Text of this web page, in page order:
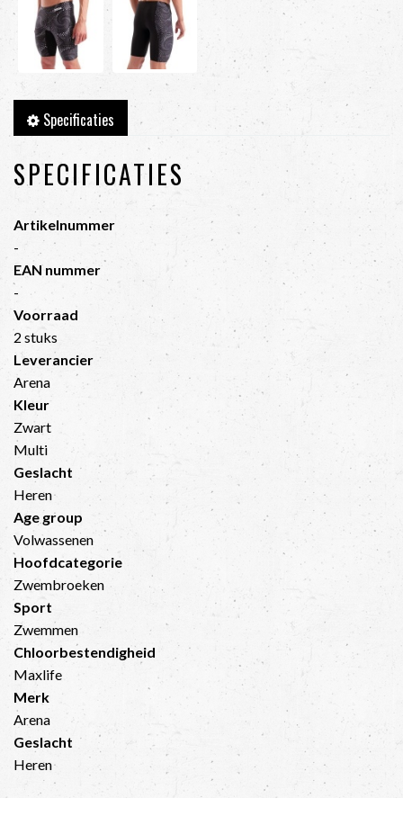
Specificaties
SPECIFICATIES
Artikelnummer
-
EAN nummer
-
Voorraad
2 stuks
Leverancier
Arena
Kleur
Zwart
Multi
Geslacht
Heren
Age group
Volwassenen
Hoofdcategorie
Zwembroeken
Sport
Zwemmen
Chloorbestendigheid
Maxlife
Merk
Arena
Geslacht
Heren